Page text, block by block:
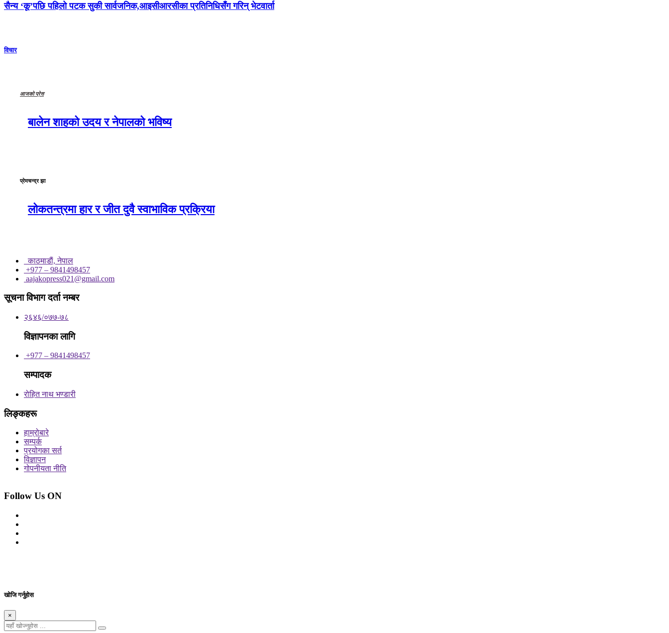
सैन्य ‘कू’पछि पहिलो पटक सुकी सार्वजनिक,आइसीआरसीका प्रतिनिधिसँग गरिन् भेटवार्ता
विचार
आजको प्रेस
बालेन शाहको उदय र नेपालको भविष्य
प्रेमचन्द्र झा
लोकतन्त्रमा हार र जीत दुवै स्वाभाविक प्रक्रिया
काठमाडाैं, नेपाल
+977 – 9841498457
aajakopress021@gmail.com
सूचना विभाग दर्ता नम्बर
२६४६/०७७-७८
विज्ञापनका लागि
+977 – 9841498457
सम्पादक
रोहित नाथ भण्डारी
लिङ्कहरू
हाम्रोबारे
सम्पर्क
प्रयोगका सर्त
विज्ञापन
गोपनीयता नीति
Follow Us ON
खोजि गर्नुहोस
×